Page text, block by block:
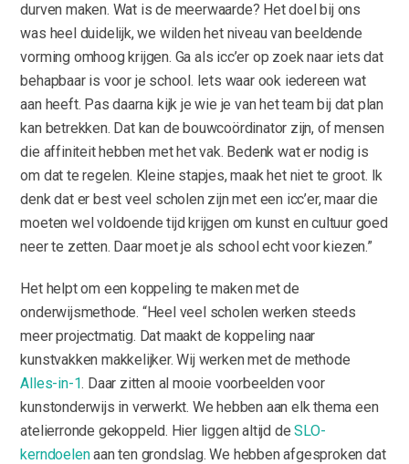
durven maken. Wat is de meerwaarde? Het doel bij ons
was heel duidelijk, we wilden het niveau van beeldende
vorming omhoog krijgen. Ga als icc’er op zoek naar iets dat
behapbaar is voor je school. Iets waar ook iedereen wat
aan heeft. Pas daarna kijk je wie je van het team bij dat plan
kan betrekken. Dat kan de bouwcoördinator zijn, of mensen
die affiniteit hebben met het vak. Bedenk wat er nodig is
om dat te regelen. Kleine stapjes, maak het niet te groot. Ik
denk dat er best veel scholen zijn met een icc’er, maar die
moeten wel voldoende tijd krijgen om kunst en cultuur goed
neer te zetten. Daar moet je als school echt voor kiezen.”
Het helpt om een koppeling te maken met de
onderwijsmethode. “Heel veel scholen werken steeds
meer projectmatig. Dat maakt de koppeling naar
kunstvakken makkelijker. Wij werken met de methode
Alles-in-1. Daar zitten al mooie voorbeelden voor
kunstonderwijs in verwerkt. We hebben aan elk thema een
atelierronde gekoppeld. Hier liggen altijd deSLO-
kerndoelenaan ten grondslag. We hebben afgesproken dat